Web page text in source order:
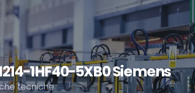
1HF40-5XB0 Siemens
tecniche